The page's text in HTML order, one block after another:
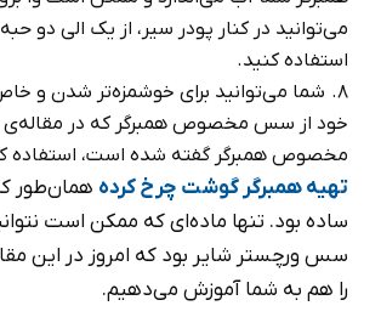
می‌توانید در کنار پودر سیر، از یک الی دو
استفاده کنید.
شما می‌توانید برای خوشمزه‌تر شدن و
خود از سس مخصوص همبرگر که در
مخصوص همبرگر گفته شده است، استفاده
تهیه همبرگر گوشت چرخ کرده همان‌طور
ساده بود. تنها ماده‌ای که ممکن است
سس ورچستر شایر بود که امروز در این
را هم به شما آموزش می‌دهیم.